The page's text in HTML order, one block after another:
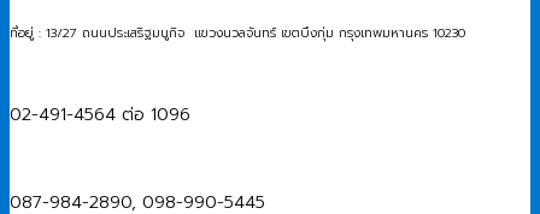
ที่อยู่ : 13/27 ถนนประเสริฐมนูกิจ แขวงนวลจันทร์ เขตบึงกุ่ม กรุงเทพมหานคร 10230
02-491-4564 ต่อ 1096
087-984-2890, 098-990-5445